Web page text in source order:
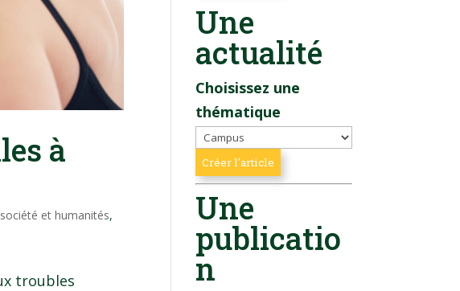
à
et humanités,
troubles
Une
actualité
Choisissez une
thématique
Une
publicatio
n